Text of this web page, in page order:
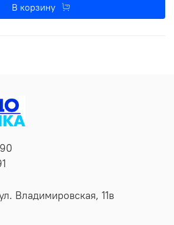
В корзину
Владимировская, 11в